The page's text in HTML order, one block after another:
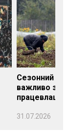
Сезонний
важливо
31.07.2026